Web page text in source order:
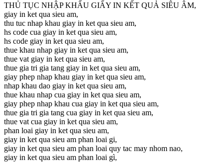
THỦ TỤC NHẬP KHẨU GIẤY IN KẾT QUẢ SIÊU ÂM,
giay in ket qua sieu am,
thu tuc nhap khau giay in ket qua sieu am,
hs code cua giay in ket qua sieu am,
hs code giay in ket qua sieu am,
thue khau nhap giay in ket qua sieu am,
thue vat giay in ket qua sieu am,
thue gia tri gia tang giay in ket qua sieu am,
giay phep nhap khau giay in ket qua sieu am,
nhap khau dao giay in ket qua sieu am,
thue khau nhap cua giay in ket qua sieu am,
giay phep nhap khau cua giay in ket qua sieu am,
thue gia tri gia tang cua giay in ket qua sieu am,
thue vat cua giay in ket qua sieu am,
phan loai giay in ket qua sieu am,
giay in ket qua sieu am phan loai gi,
giay in ket qua sieu am phan loai quy tac may nhom nao,
giay in ket qua sieu am phan loai gì,